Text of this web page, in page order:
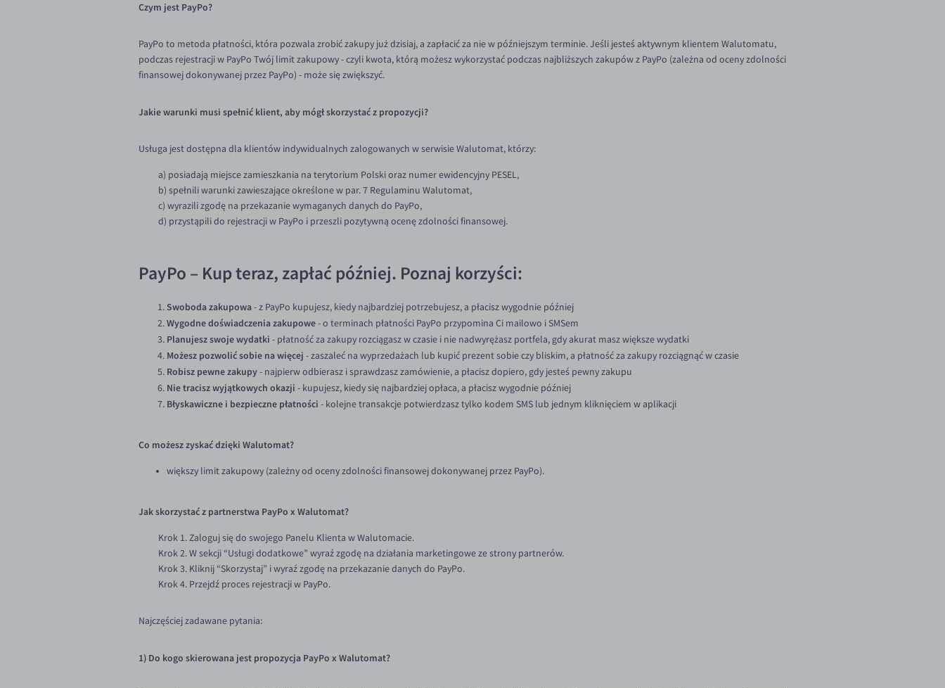
Czym jest PayPo?
PayPo to metoda płatności, która pozwala zrobić zakupy już dzisiaj, a zapłacić za nie w późniejszym terminie. Jeśli jesteś aktywnym klientem Walutomatu,
podczas rejestracji w PayPo Twój limit zakupowy - czyli kwota, którą możesz wykorzystać podczas najbliższych zakupów z PayPo (zależna od oceny zdolności
finansowej dokonywanej przez PayPo) - może się zwiększyć.
Jakie warunki musi spełnić klient, aby mógł skorzystać z propozycji?
Usługa jest dostępna dla klientów indywidualnych zalogowanych w serwisie Walutomat, którzy:
a) posiadają miejsce zamieszkania na terytorium Polski oraz numer ewidencyjny PESEL,
b) spełnili warunki zawieszające określone w par. 7 Regulaminu Walutomat,
c) wyrazili zgodę na przekazanie wymaganych danych do PayPo,
d) przystąpili do rejestracji w PayPo i przeszli pozytywną ocenę zdolności finansowej.
PayPo – Kup teraz, zapłać później. Poznaj korzyści:
Swoboda zakupowa- z PayPo kupujesz, kiedy najbardziej potrzebujesz, a płacisz wygodnie później
Wygodne doświadczenia zakupowe- o terminach płatności PayPo przypomina Ci mailowo i SMSem
Planujesz swoje wydatki - płatność za zakupy rozciągasz w czasie i nie nadwyrężasz portfela, gdy akurat masz większe wydatki
Możesz pozwolić sobie na więcej - zaszaleć na wyprzedażach lub kupić prezent sobie czy bliskim, a płatność za zakupy rozciągnąć w czasie
Robisz pewne zakupy- najpierw odbierasz i sprawdzasz zamówienie, a płacisz dopiero, gdy jesteś pewny zakupu
Nie tracisz wyjątkowych okazji - kupujesz, kiedy się najbardziej opłaca, a płacisz wygodnie później
Błyskawiczne i bezpieczne płatności - kolejne transakcje potwierdzasz tylko kodem SMS lub jednym kliknięciem w aplikacji
Co możesz zyskać dzięki Walutomat?
większy limit zakupowy (zależny od oceny zdolności finansowej dokonywanej przez PayPo).
Jak skorzystać z partnerstwa PayPo x Walutomat?
Krok 1. Zaloguj się do swojego Panelu Klienta w Walutomacie.
Krok 2. W sekcji “Usługi dodatkowe” wyraź zgodę na działania marketingowe ze strony partnerów.
Krok 3. Kliknij “Skorzystaj” i wyraź zgodę na przekazanie danych do PayPo.
Krok 4. Przejdź proces rejestracji w PayPo.
Najczęściej zadawane pytania:
1) Do kogo skierowana jest propozycja PayPo x Walutomat?